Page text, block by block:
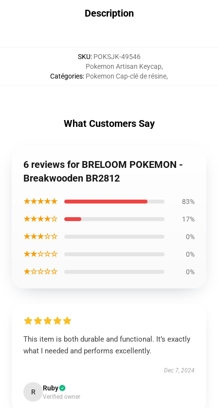
Description
SKU: POKSJK-49546
Catégories:
Pokemon Artisan Keycap,
Pokemon Cap-clé de résine,
What Customers Say
6 reviews for BRELOOM POKEMON -
Breakwooden BR2812
★★★★★ 83%
★★★★☆ 17%
★★★☆☆ 0%
★★☆☆☆ 0%
★☆☆☆☆ 0%
This item is both durable and functional. It’s exactly
what I needed and performs excellently.
Dec 7, 2024
R Ruby
Verified owner